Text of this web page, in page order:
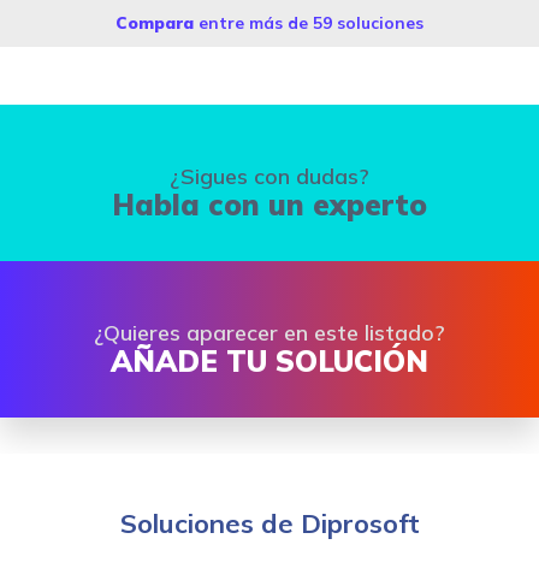
Compara entre más de 59 soluciones
¿Sigues con dudas?
Habla con un experto
¿Quieres aparecer en este listado?
AÑADE TU SOLUCIÓN
Soluciones de Diprosoft